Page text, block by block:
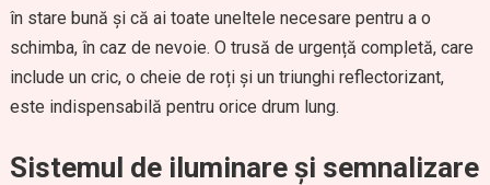
în stare bună și că ai toate uneltele necesare pentru a o
schimba, în caz de nevoie. O trusă de urgență completă, care
include un cric, o cheie de roți și un triunghi reflectorizant,
este indispensabilă pentru orice drum lung.
Sistemul de iluminare și semnalizare